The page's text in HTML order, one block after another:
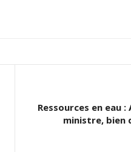
Ressources en eau
ministre, bien